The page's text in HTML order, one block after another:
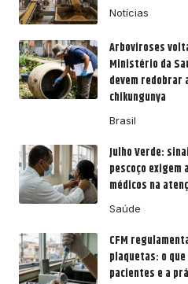
Notícias
Arboviroses
Ministério da
devem redobrar
chikungunya
Brasil
Julho Verde:
pescoço exigem
médicos na
Saúde
CFM
plaquetas: o
pacientes e a